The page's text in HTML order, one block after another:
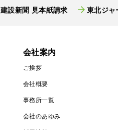
建設新聞 見本紙請求 東北ジャ
会社案内
ご挨拶
会社概要
事務所一覧
会社のあゆみ